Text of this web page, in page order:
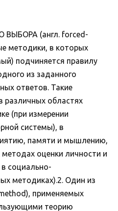
(англ. forced-
методики, в которых
подчиняется правилу
из заданного
ответов. Такие
различных областях
(при измерении
системы), в
памяти и мышлению,
методах оценки личности и
в социально-
методиках).2. Один из
применяемых
теорию